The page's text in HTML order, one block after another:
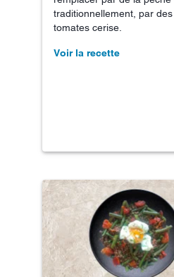
traditionnellement, par des
tomates cerise.
Voir la recette